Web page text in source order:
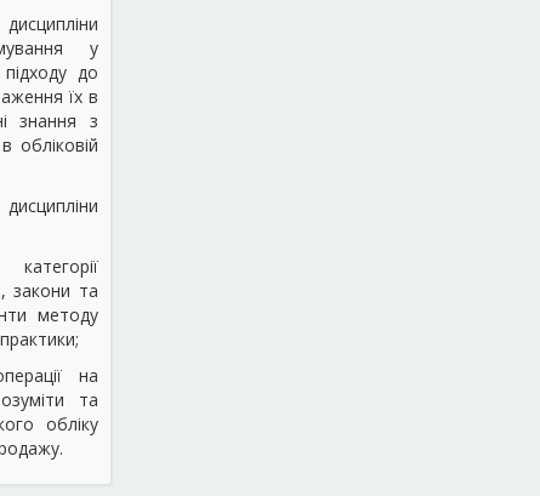
у
до
їх в
знання з
обліковій
закони та
методу
на
та
обліку